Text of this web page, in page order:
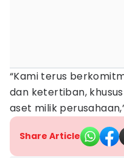
“Kami terus
dan ketertiban,
aset milik
Share Article